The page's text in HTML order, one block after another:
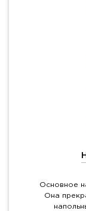
Основное
Она